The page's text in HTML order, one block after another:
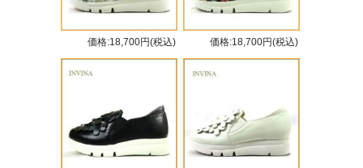
価格:18,700円(税込) 価格:18,700円(税込)